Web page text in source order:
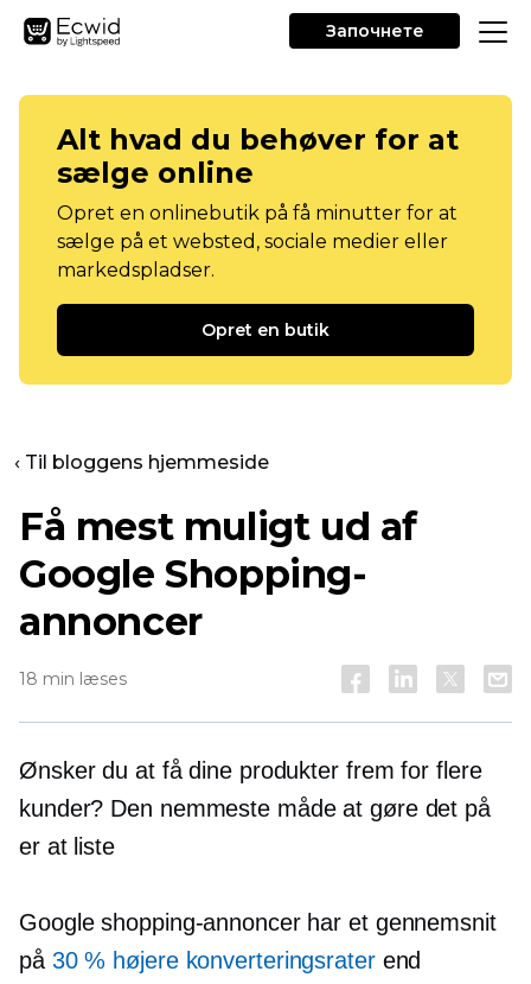
Започнете
Alt hvad du behøver for at
sælge online
Opret en onlinebutik på få minutter for at
sælge på et websted, sociale medier eller
markedspladser.
Opret en butik
‹ Til bloggens hjemmeside
Få mest muligt ud af
Google Shopping-
annoncer
18 min læses
Ønsker du at få dine produkter frem for flere
kunder? Den nemmeste måde at gøre det på
er at liste
Google shopping-annoncer har et gennemsnit
på 30 % højere konverteringsraterend